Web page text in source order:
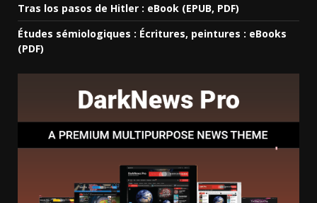
Tras los pasos de Hitler : eBook (EPUB, PDF)
Études sémiologiques : Écritures, peintures : eBooks
(PDF)